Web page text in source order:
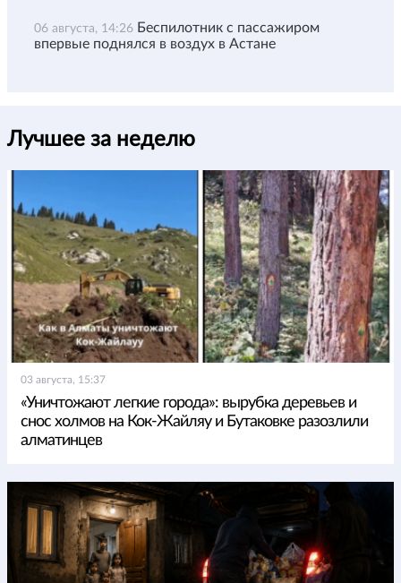
06 августа, 14:26 Беспилотник с пассажиром
впервые поднялся в воздух в Астане
Лучшее за неделю
03 августа, 15:37
«Уничтожают легкие города»: вырубка деревьев и
снос холмов на Кок-Жайляу и Бутаковке разозлили
алматинцев